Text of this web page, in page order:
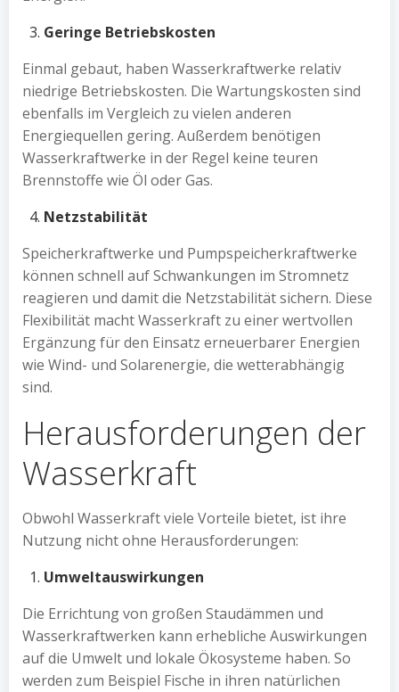
Geringe Betriebskosten
Einmal gebaut, haben Wasserkraftwerke relativ
niedrige Betriebskosten. Die Wartungskosten sind
ebenfalls im Vergleich zu vielen anderen
Energiequellen gering. Außerdem benötigen
Wasserkraftwerke in der Regel keine teuren
Brennstoffe wie Öl oder Gas.
Netzstabilität
Speicherkraftwerke und Pumpspeicherkraftwerke
können schnell auf Schwankungen im Stromnetz
reagieren und damit die Netzstabilität sichern. Diese
Flexibilität macht Wasserkraft zu einer wertvollen
Ergänzung für den Einsatz erneuerbarer Energien
wie Wind- und Solarenergie, die wetterabhängig
sind.
Herausforderungen der
Wasserkraft
Obwohl Wasserkraft viele Vorteile bietet, ist ihre
Nutzung nicht ohne Herausforderungen:
Umweltauswirkungen
Die Errichtung von großen Staudämmen und
Wasserkraftwerken kann erhebliche Auswirkungen
auf die Umwelt und lokale Ökosysteme haben. So
werden zum Beispiel Fische in ihren natürlichen